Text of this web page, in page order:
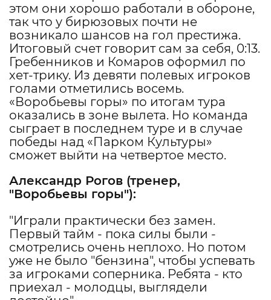
этом они хорошо работали в обороне,
так что у бирюзовых почти не
возникало шансов на гол престижа.
Итоговый счет говорит сам за себя, 0:13.
Гребенников и Комаров оформил по
хет-трику. Из девяти полевых игроков
голами отметились восемь.
«Воробьевы горы» по итогам тура
оказались в зоне вылета. Но команда
сыграет в последнем туре и в случае
победы над «Парком Культуры»
сможет выйти на четвертое место.
Александр Рогов (тренер,
"Воробьевы горы"):
"Играли практически без замен.
Первый тайм - пока силы были -
смотрелись очень неплохо. Но потом
уже не было "бензина", чтобы успевать
за игроками соперника. Ребята - кто
приехал - молодцы, выглядели